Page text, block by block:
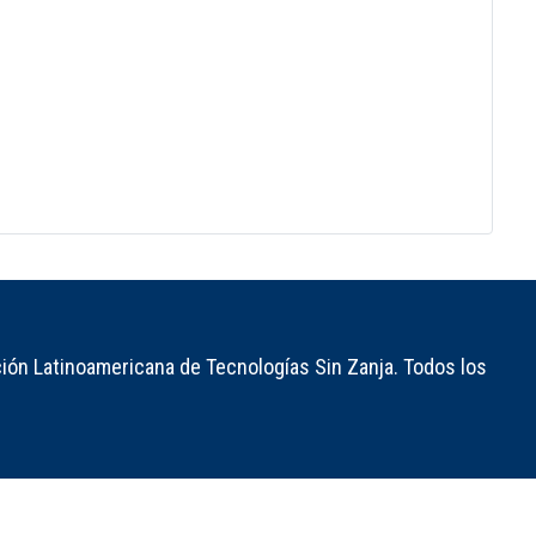
Latinoamericana de Tecnologías Sin Zanja. Todos los